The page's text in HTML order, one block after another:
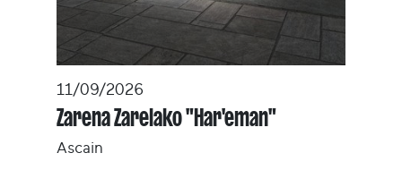
11/09/2026
Zarena Zarelako "Har'eman"
Ascain